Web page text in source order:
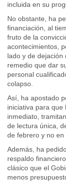
incluida en su
No obstante, ha
financiación, al
fruto de la
acontecimientos,
lado y de
remedio que dar
personal
colapso.
Así, ha apostado
iniciativa para que
inmediato,
de lectura única,
de febrero y no
Además, ha
respaldo
clásico que el
menos